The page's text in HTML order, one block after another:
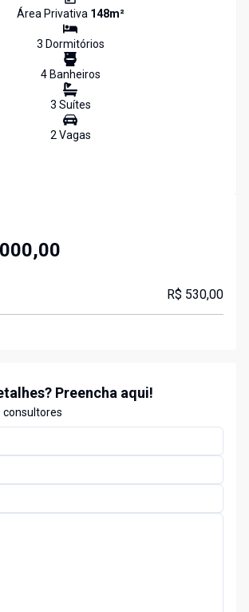
Área Privativa 148m²
3 Dormitórios
4Banheiros
3 Suítes
2Vagas
R$ 530,00
Preencha aqui!
consultores